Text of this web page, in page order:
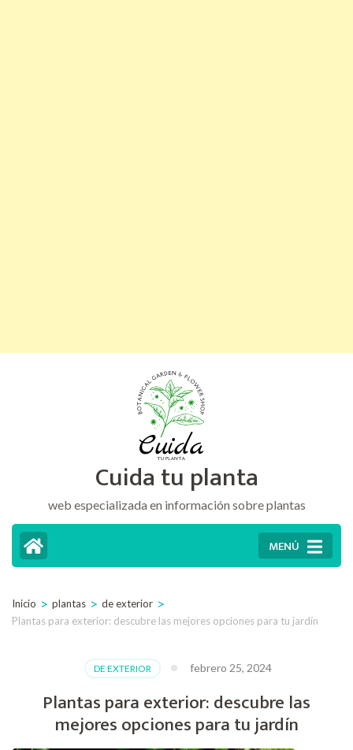
Intro)
Cuida tu planta
web especializada en información sobre plantas
MENÚ
Inicio > plantas > de exterior >
Plantas para exterior: descubre las mejores opciones para tu jardín
DE EXTERIOR febrero 25, 2024
Plantas para exterior: descubre las
mejores opciones para tu jardín